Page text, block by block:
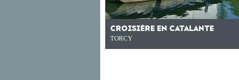
CROISIÈRE EN CATALANTE
TORCY